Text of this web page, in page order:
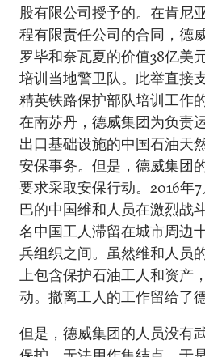
股有限公司授予的。在肯尼
程有限责任公司的合同，德
罗毕和奈瓦夏的价值38亿美
培训当地警卫队。此举直接
精英铁路保护部队培训工作
在南苏丹，德威集团为负责
出口基础设施的中国石油天
安保事务。但是，德威集团
要求采取安保行动。2016年
巴的中国维和人员在激烈战
名中国工人滞留在城市周边
兵组织之间。虽然维和人员
上包含保护石油工人和资产
动。撤离工人的工作留给了
但是，德威集团的人员没有